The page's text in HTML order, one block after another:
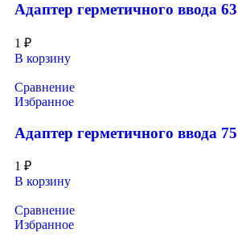
Адаптер герметичного ввода
1 ₽
В корзину
Сравнение
Избранное
Адаптер герметичного ввода
1 ₽
В корзину
Сравнение
Избранное